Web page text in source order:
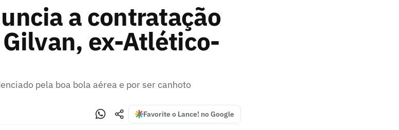
a contratação
ex-Atlético-
pela boa bola aérea e por ser canhoto
Favorite o Lance! no Google